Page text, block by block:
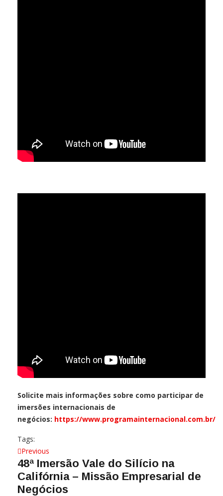
Solicite mais informações sobre como participar de
imersões internacionais de
negócios: https://www.programainternacional.com.br/
Tags:
Previous
48ª Imersão Vale do Silício na
Califórnia – Missão Empresarial de
Negócios